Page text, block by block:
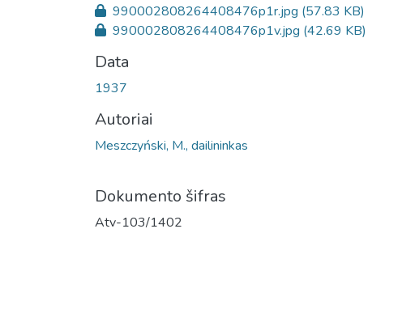
990002808264408476p1r.jpg (57.83 KB)
990002808264408476p1v.jpg (42.69 KB)
Data
1937
Autoriai
Meszczyński, M., dailininkas
Dokumento šifras
Atv-103/1402